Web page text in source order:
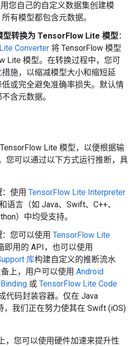
您自己的自定义数据集创建模
有模型都包含元数据。
转换为 TensorFlow Lite 模型：
Converter 将 TensorFlow 模型
Lite 模型。在转换过程中，您可
措施，以缩减模型大小和缩短延
或完全避免准确率损失。默认情
含元数据。
Lite 模型，以便根据输
您可以通过以下方式运行推断，具
：使用 TensorFlow Lite Interpreter
语言（如 Java、Swift、C++、
）中均受支持。
：您可以使用 TensorFlow Lite
即用的 API，也可以使用
库构建自定义的推断流水
上，用户可以使用 Android
或 TensorFlow Lite Code
代码封装容器。仅在 Java
，我们正在努力使其在 Swift (iOS)
，您可以使用硬件加速来提升性